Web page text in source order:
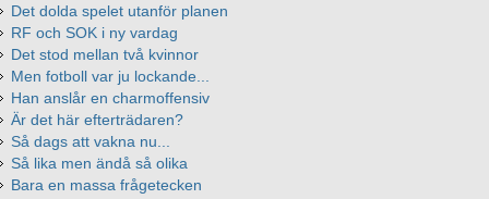
Det dolda spelet utanför planen
RF och SOK i ny vardag
Det stod mellan två kvinnor
Men fotboll var ju lockande...
Han anslår en charmoffensiv
Är det här efterträdaren?
Så dags att vakna nu...
Så lika men ändå så olika
Bara en massa frågetecken